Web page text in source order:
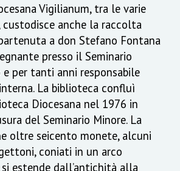
Vigilianum, tra le varie
anche la raccolta
a don Stefano Fontana
presso il Seminario
per tanti anni responsabile
La biblioteca confluì
Diocesana nel 1976 in
del Seminario Minore. La
oltre seicento monete, alcuni
coniati in un arco
estende dall’antichità alla